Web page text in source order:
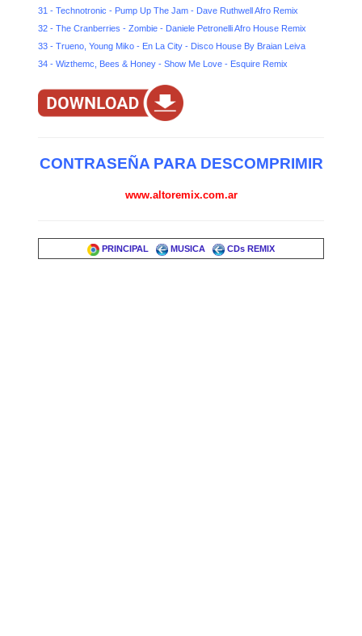
31 - Technotronic - Pump Up The Jam - Dave Ruthwell Afro Remix
32 - The Cranberries - Zombie - Daniele Petronelli Afro House Remix
33 - Trueno, Young Miko - En La City - Disco House By Braian Leiva
34 - Wizthemc, Bees & Honey - Show Me Love - Esquire Remix
CONTRASEÑA PARA DESCOMPRIMIR
www.altoremix.com.ar
PRINCIPAL MUSICA CDs REMIX